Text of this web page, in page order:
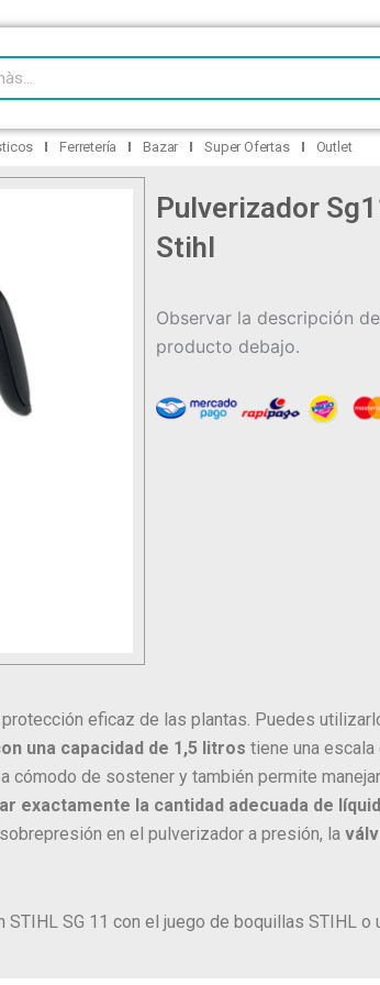
Ferretería Bazar Super Ofertas Outlet
Pulverizador
Stihl
Observar la descripción
producto debajo.
eficaz de las plantas. Puedes
una capacidad de 1,5 litros tiene una
de sostener y también permite
exactamente la cantidad adecuada de
en el pulverizador a presión, la
SG 11 con el juego de boquillas STIHL